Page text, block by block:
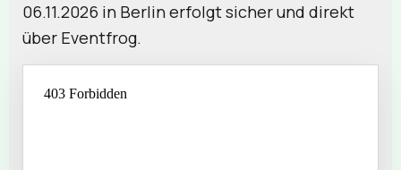
06.11.2026 in Berlin erfolgt sicher und direkt
über Eventfrog.